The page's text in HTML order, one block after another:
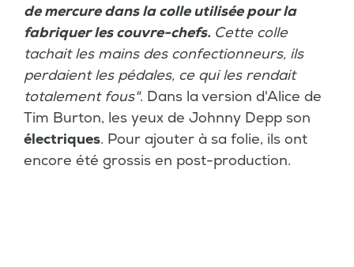
de mercure dans la colle utilisée pour la
fabriquer les couvre-chefs. Cette colle
tachait les mains des confectionneurs, ils
perdaient les pédales, ce qui les rendait
totalement fous". Dans la version d'Alice de
Tim Burton, les yeux de Johnny Depp son
électriques. Pour ajouter à sa folie, ils ont
encore été grossis en post-production.